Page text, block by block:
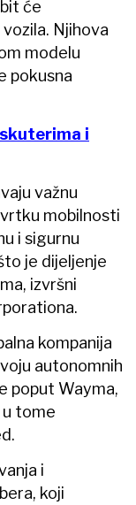
će
Njihova
modelu
pokusna
i
važnu
mobilnosti
i sigurnu
je dijeljenje
izvršni
kompanija
autonomnih
poput Wayma,
u tome
i
koji